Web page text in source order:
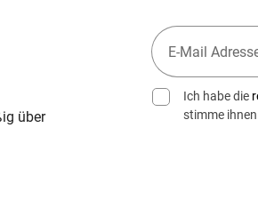
über
Ich habe die
stimme